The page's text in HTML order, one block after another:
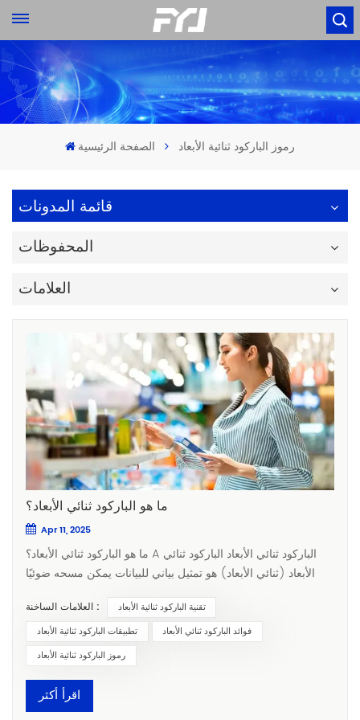
الصفحة الرئيسية رموز الباركود ثنائية الأبعاد
قائمة المدونات
المحفوظات
العلامات
ما هو الباركود ثنائي الأبعاد؟
Apr 11, 2025
ما هو الباركود ثنائي الأبعاد؟ A الباركود ثنائي الأبعاد الباركود ثنائي
الأبعاد (ثنائي الأبعاد) هو تمثيل بياني للبيانات يمكن مسحه ضوئيًا
الباركودات أحادية البعد التقليدية، التي تخزن المعلومات بتنسيق
خطي، تُشفّر الباركودات ثنائية الأبعاد البيانات أفقيًا ورأسيًا. هذا يسمح
لها بتخزين معلومات أكثر بكثير في مساحة صغيرة، مما يجعلها
ثنائية الأبعاد هناك عدة أنواع من رموز الباركود ثنائية الأبعاد، كل منها
مصمم لتطبيقات محددة: 1. رموز الاستجابة السريعة:تعتبر رموز
العلامات الساخنة :
تقنية الباركود ثنائية الأبعاد
تطبيقات الباركود ثنائية الأبعاد
فوائد الباركود ثنائي الأبعاد
رموز الباركود ثنائية الأبعاد
اقرأ أكثر